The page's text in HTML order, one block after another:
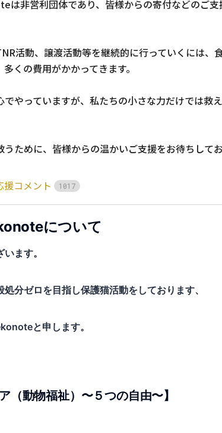
は非営利団体であり、皆様からの寄付などのご支
活動、譲渡活動等を継続的に行っていくには、
くの費用がかかってきます。
やっていますが、私たちの小さな力だけでは救
ために、皆様からの温かいご支援をお待ちしてお
援コメント 1 01 7
について
ます。
分ゼロを目指し保護猫活動をしております、
と申します。
（動物福祉）〜５つの自由〜】